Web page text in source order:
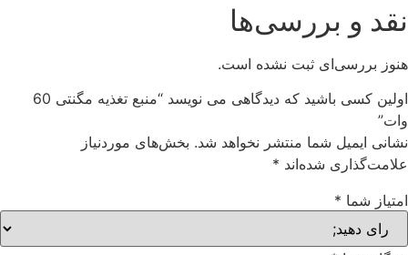
نقد و بررسی‌ها
هنوز بررسی‌ای ثبت نشده است.
اولین کسی باشید که دیدگاهی می نویسد “منبع تغذیه مگنتی 60
وات”
نشانی ایمیل شما منتشر نخواهد شد. بخش‌های موردنیاز
علامت‌گذاری شده‌اند *
امتیاز شما *